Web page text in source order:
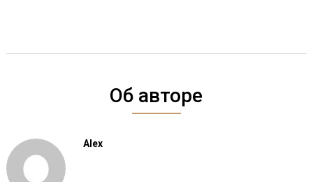
Об авторе
Alex